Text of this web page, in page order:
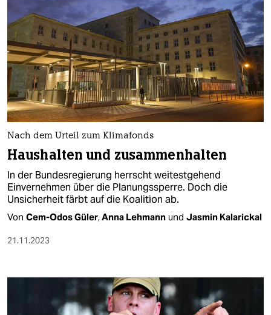
Nach dem Urteil zum Klimafonds
Haushalten und zusammenhalten
In der Bundesregierung herrscht weitestgehend
Einvernehmen über die Planungssperre. Doch die
Unsicherheit färbt auf die Koalition ab.
Von Cem-Odos Güler,Anna Lehmann und Jasmin Kalarickal
21.11.2023